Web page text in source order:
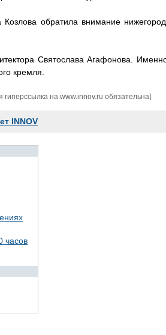
обратила внимание
Святослава Агафонова.
кремля.
на www.innov.ru обязательна]
INNOV
часов